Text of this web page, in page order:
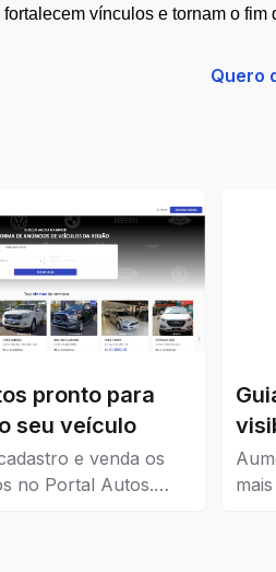
vínculos e tornam o fim
Quero
pronto para
seu veículo
e venda os
no Portal Autos.